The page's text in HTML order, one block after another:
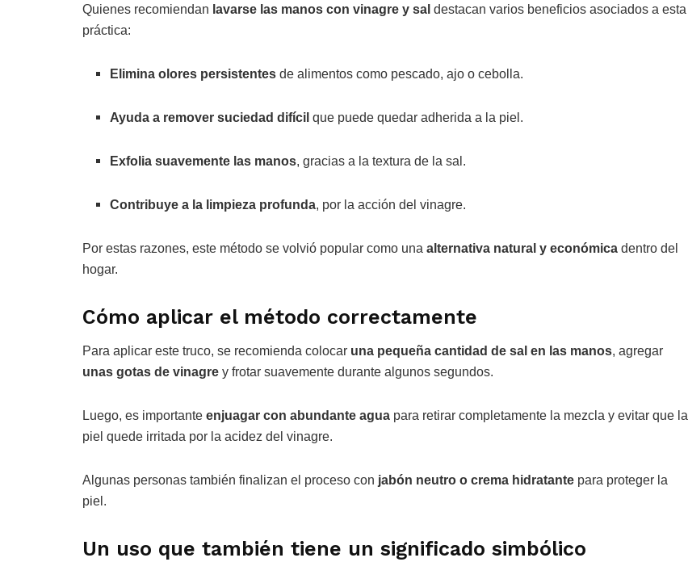
Quienes recomiendan lavarse las manos con vinagre y sal destacan varios beneficios asociados a esta
práctica:
Elimina olores persistentes de alimentos como pescado, ajo o cebolla.
Ayuda a remover suciedad difícil que puede quedar adherida a la piel.
Exfolia suavemente las manos, gracias a la textura de la sal.
Contribuye a la limpieza profunda, por la acción del vinagre.
Por estas razones, este método se volvió popular como una alternativa natural y económica dentro del
hogar.
Cómo aplicar el método correctamente
Para aplicar este truco, se recomienda colocar una pequeña cantidad de sal en las manos, agregar
unas gotas de vinagre y frotar suavemente durante algunos segundos.
Luego, es importante enjuagar con abundante agua para retirar completamente la mezcla y evitar que la
piel quede irritada por la acidez del vinagre.
Algunas personas también finalizan el proceso con jabón neutro o crema hidratante para proteger la
piel.
Un uso que también tiene un significado simbólico